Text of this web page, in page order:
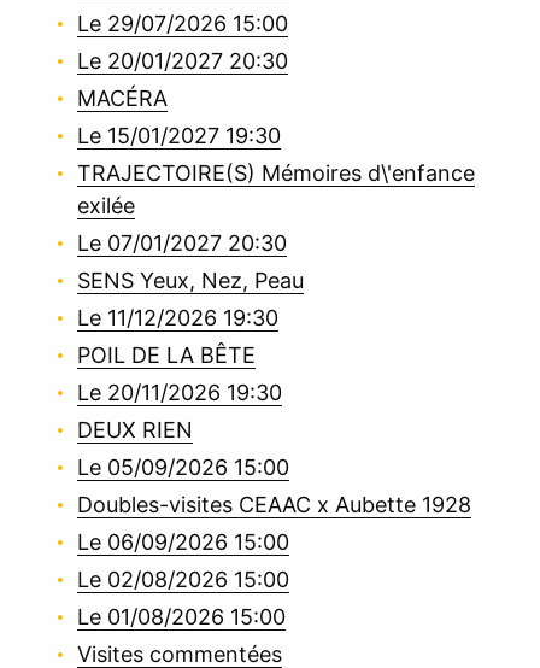
Le 29/07/2026 15:00
Le 20/01/2027 20:30
MACÉRA
Le 15/01/2027 19:30
TRAJECTOIRE(S) Mémoires d\'enfance
exilée
Le 07/01/2027 20:30
SENS Yeux, Nez, Peau
Le 11/12/2026 19:30
POIL DE LA BÊTE
Le 20/11/2026 19:30
DEUX RIEN
Le 05/09/2026 15:00
Doubles-visites CEAAC x Aubette 1928
Le 06/09/2026 15:00
Le 02/08/2026 15:00
Le 01/08/2026 15:00
Visites commentées